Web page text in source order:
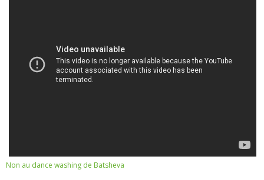
Non au dance washing de Batsheva